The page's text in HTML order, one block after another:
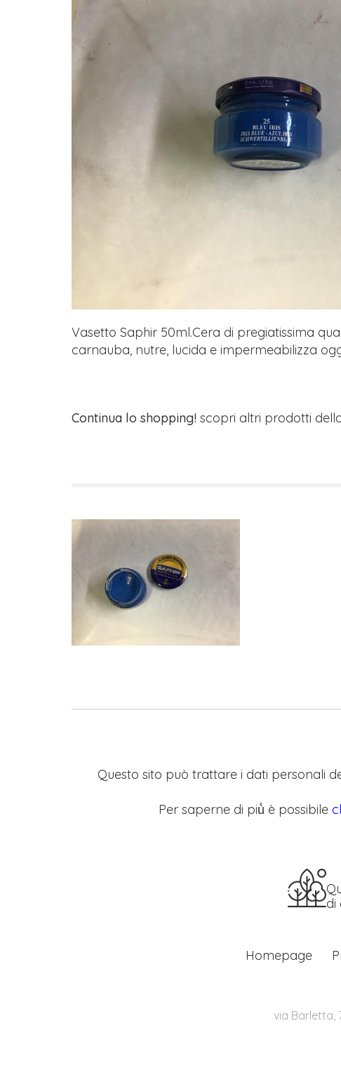
Vasetto Saphir 50ml.Cera di pregiatissima
carnauba, nutre, lucida e impermeabilizza
Continua lo shopping! scopri altri prodotti
Questo sito può trattare i dati personali
Per saperne di più̀ è possibile
di
Homepage
via Barletta,